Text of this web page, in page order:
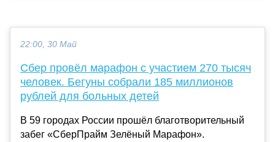
22:00, 30 Май
Сбер провёл марафон с участием 270 тысяч
человек. Бегуны собрали 185 миллионов
рублей для больных детей
В 59 городах России прошёл благотворительный
забег «СберПрайм Зелёный Марафон».